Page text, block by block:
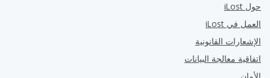
حول iLost
العمل في iLost
الإشعارات القانونية
اتفاقية معالجة البيانات